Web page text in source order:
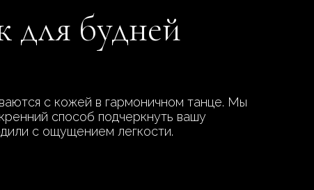
для будней
с кожей в гармоничном танце. Мы
способ подчеркнуть вашу
с ощущением легкости.